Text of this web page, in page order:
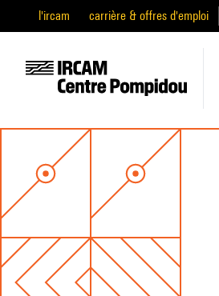
l'ircam carrière & offres d'emploi